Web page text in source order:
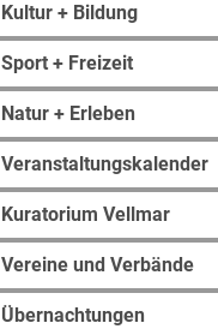
Kultur + Bildung
Sport + Freizeit
Natur + Erleben
Veranstaltungskalender
Kuratorium Vellmar
Vereine und Verbände
Übernachtungen